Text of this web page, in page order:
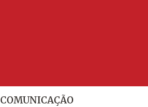
COMUNICAÇÃO